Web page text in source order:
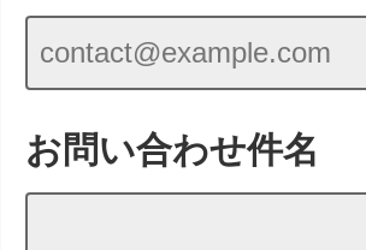
お問い合わせ件名